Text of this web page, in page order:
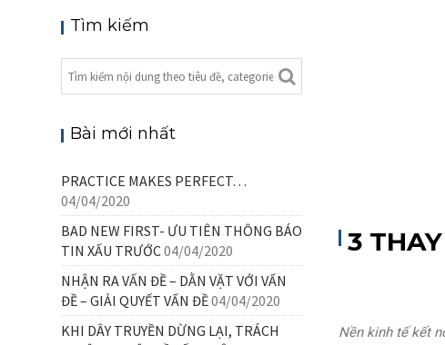
3
Nền kinh tế kết
Tìm kiếm
Bài mới nhất
PRACTICE MAKES PERFECT…
04/04/2020
BAD NEW FIRST- ƯU TIÊN THÔNG BÁO
TIN XẤU TRƯỚC04/04/2020
NHẬN RA VẤN ĐỀ – DẰN VẶT VỚI VẤN
ĐỀ – GIẢI QUYẾT VẤN ĐỀ04/04/2020
KHI DÂY TRUYỀN DỪNG LẠI, TRÁCH